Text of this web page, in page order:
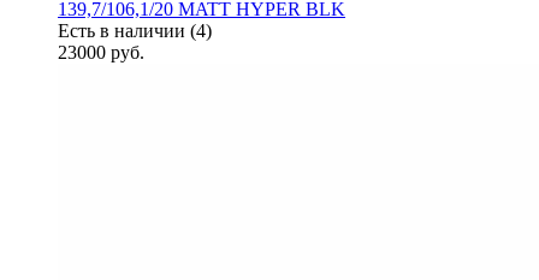
139,7/106,1/20 MATT HYPER BLK
Есть в наличии (4)
23000 руб.